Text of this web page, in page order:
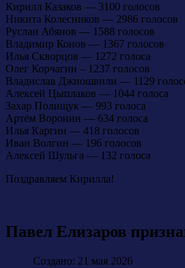
Кирилл Казаков — 3100 голосов
Никита Колесников — 2986 голосов
Руслан Абянов — 1588 голосов
Владимир Конов — 1367 голосов
Илья Скворцов — 1272 голоса
Олег Корчагин – 1237 голосов
Владислав Джиошвили — 1129
Алексей Цыплаков — 1044 голоса
Захар Полищук — 993 голоса
Артём Воронин — 634 голоса
Илья Каргин — 418 голосов
Иван Волгин — 196 голосов
Алексей Шульга — 132 голоса
Поздравляем Кирилла!
Павел Елизаров
Создано: 21 мая 2026